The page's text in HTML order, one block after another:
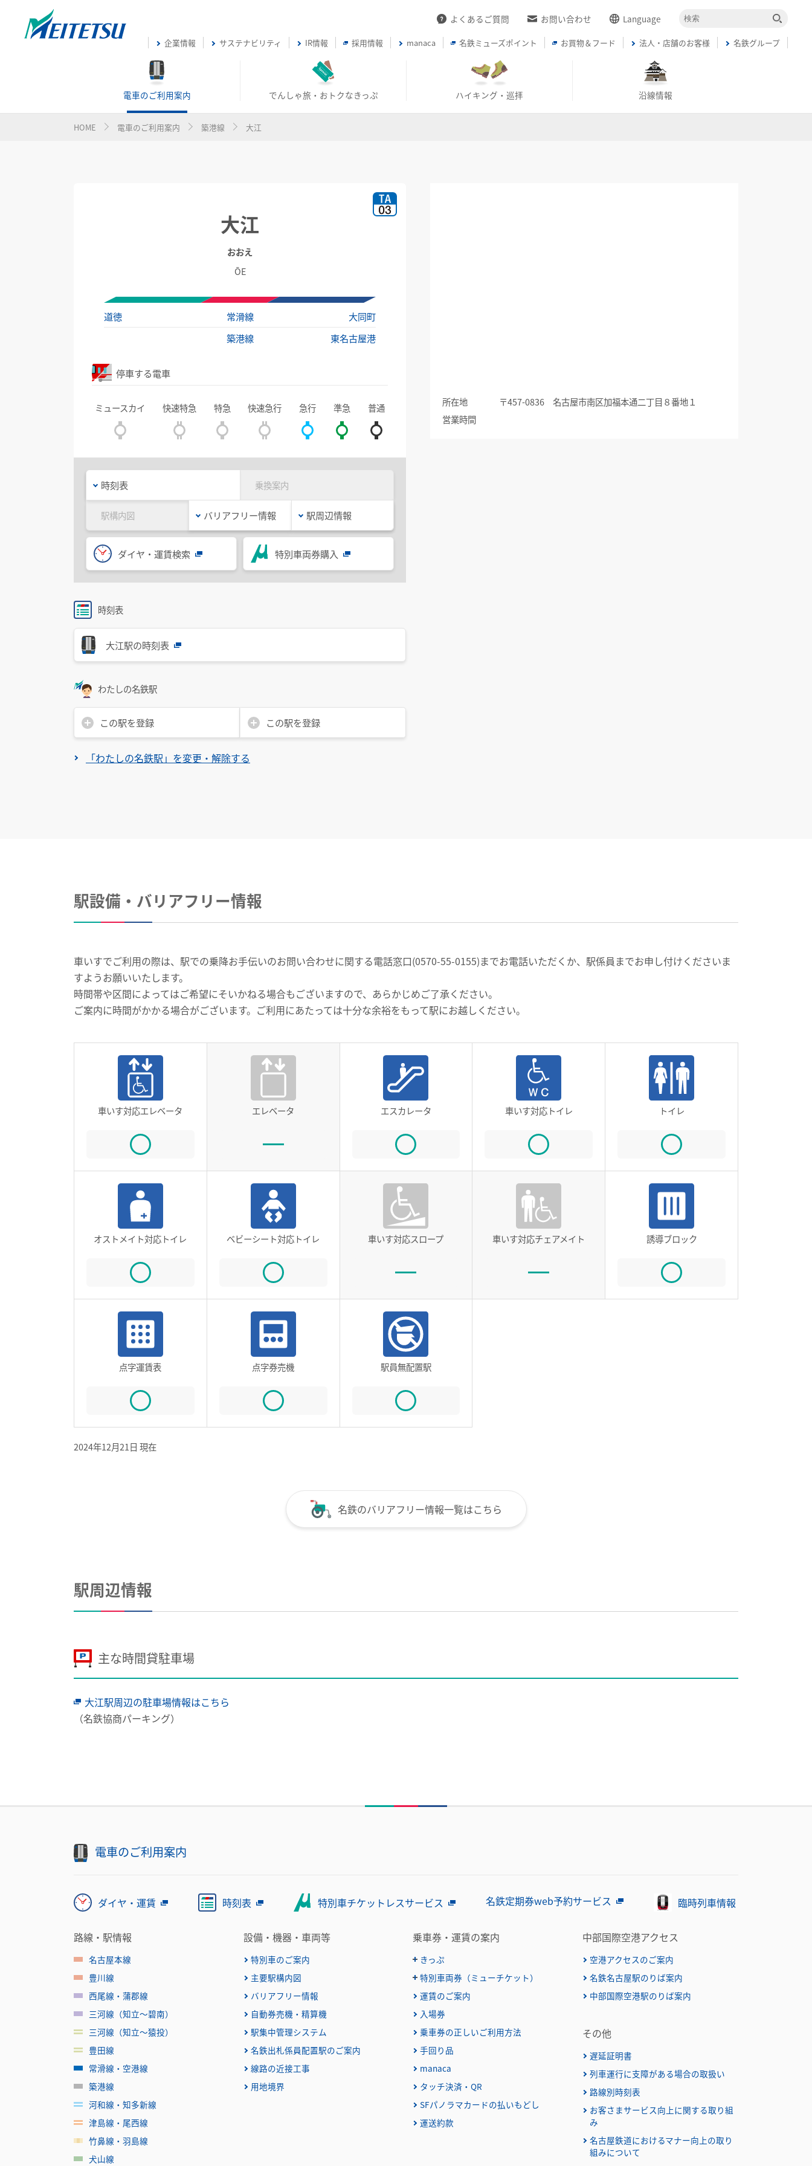
電車のご利用案内 でんしゃ旅・おトクなきっぷ ハイキング・巡拝 沿線情報
よくあるご質問 お問い合わせ Language
企業情報 サステナビリティ IR情報 採用情報 manaca 名鉄ミューズポイント お買物＆フード 法人・店舗のお客様 名鉄グループ
English
簡体中文
繁体中文
HOME 電車のご利用案内 築港線 大江
大江
おおえ
ŌE
道徳 常滑線
大同町
築港線
東名古屋港
停車する電車
ミュースカイ 快速特急 特急 快速急行 急行 準急 普通
時刻表 乗換案内
駅構内図 バリアフリー情報 駅周辺情報
ダイヤ・運賃検索 特別車両券購入
時刻表
大江駅の時刻表
わたしの名鉄駅
この駅を登録 この駅を登録
「わたしの名鉄駅」を変更・解除する
所在地
〒457-0836 名古屋市南区加福本通二丁目８番地１
営業時間
駅設備・バリアフリー情報
車いすでご利用の際は、駅での乗降お手伝いのお問い合わせに関する電話窓口(0570-55-0155)までお電話いただくか、駅係員までお申し付けくださいま
すようお願いいたします。
時間帯や区間によってはご希望にそいかねる場合もございますので、あらかじめご了承ください。
ご案内に時間がかかる場合がございます。ご利用にあたっては十分な余裕をもって駅にお越しください。
車いす対応エレベータ エレベータ エスカレータ 車いす対応トイレ トイレ
オストメイト対応トイレ ベビーシート対応トイレ 車いす対応スロープ 車いす対応チェアメイト 誘導ブロック
点字運賃表 点字券売機 駅員無配置駅
2024年12月21日 現在
名鉄のバリアフリー情報一覧はこちら
駅周辺情報
主な時間貸駐車場
大江駅周辺の駐車場情報はこちら
（名鉄協商パーキング）
電車のご利用案内
ダイヤ・運賃 時刻表 特別車チケットレスサービス 名鉄定期券web予約サービス 臨時列車情報
路線・駅情報
名古屋本線
豊川線
西尾線・蒲郡線
三河線（知立～碧南）
三河線（知立～猿投）
豊田線
常滑線・空港線
築港線
河和線・知多新線
津島線・尾西線
竹鼻線・羽島線
犬山線
設備・機器・車両等
特別車のご案内
主要駅構内図
バリアフリー情報
自動券売機・精算機
駅集中管理システム
名鉄出札係員配置駅のご案内
線路の近接工事
用地境界
乗車券・運賃の案内
きっぷ
おとなとこども
普通乗車券
特殊割引回数券
名鉄定期券web予約サービス
団体乗車券
障害者割引および学生割引
きっぷの変更・交換
きっぷをなくした場合
きっぷの払いもどし
特別車両券（ミューチケット）
特別車両券（ミューチケット）
乗継ミューチケット
特別車両券の払いもどし
運賃のご案内
入場券
乗車券の正しいご利用方法
手回り品
manaca
タッチ決済・QR
SFパノラマカードの払いもどし
運送約款
中部国際空港アクセス
空港アクセスのご案内
名鉄名古屋駅のりば案内
中部国際空港駅のりば案内
その他
遅延証明書
列車運行に支障がある場合の取扱い
路線別時刻表
お客さまサービス向上に関する取り組
み
名古屋鉄道におけるマナー向上の取り
組みについて